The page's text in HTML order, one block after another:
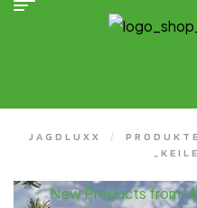
JAGDLUXX /
New Products from